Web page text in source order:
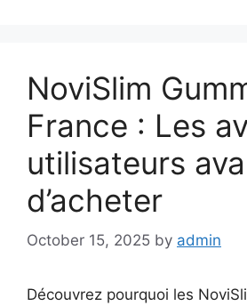
NoviSlim
France : Les
utilisateurs
d’acheter
October 15, 2025 by admin
Découvrez pourquoi les